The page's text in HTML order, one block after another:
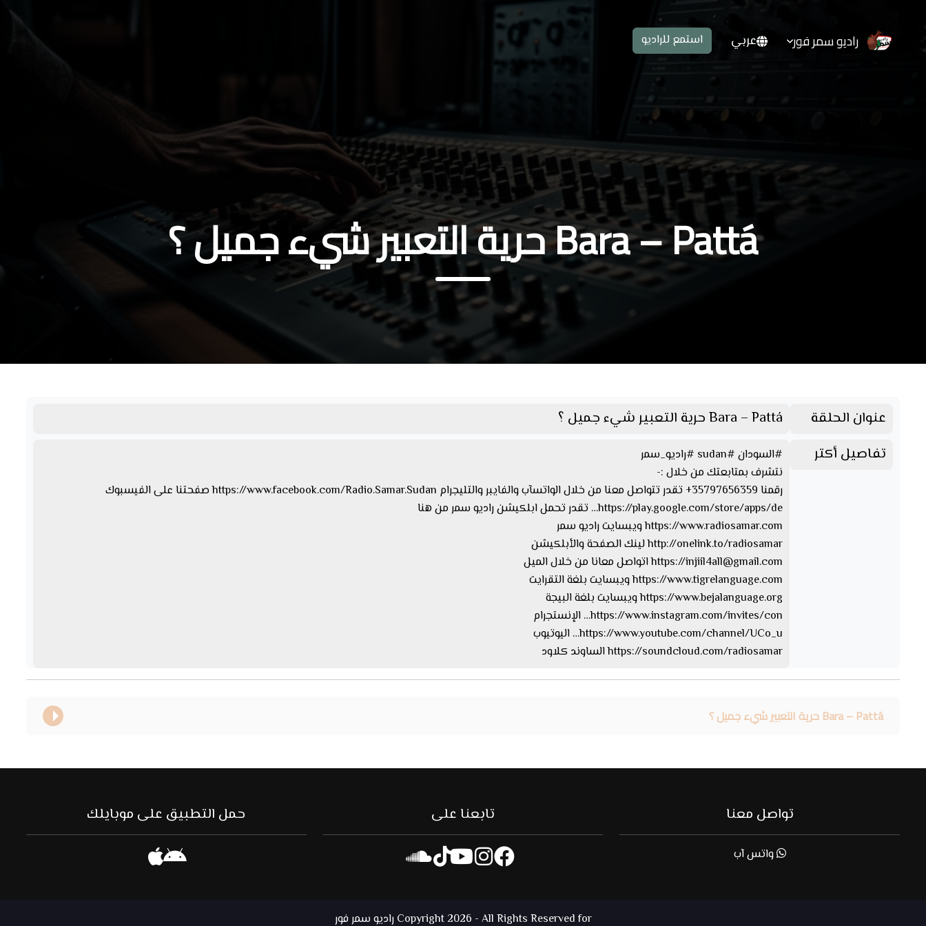
راديو سمر فور عربي استمع للراديو
Bara – Pattá حرية التعبير شيء جميل ؟
عنوان الحلقة
Bara – Pattá حرية التعبير شيء جميل ؟
تفاصيل أكتر
#السودان #sudan #راديو_سمر
نتشرف بمتابعتك من خلال :-
رقمنا 35797656359+ تقدر تتواصل معنا من خلال الواتسآب والفايبر والتليجرام https://www.facebook.com/Radio.Samar.Sudan صفحتنا على الفيسبوك
https://play.google.com/store/apps/de… تقدر تحمل ابلكيشن راديو سمر من هنا
https://www.radiosamar.com ويبسايت راديو سمر
http://onelink.to/radiosamar لينك الصفحة والأبلكيشن
https://injiil4all@gmail.com
اتواصل معانا من خلال الميل
https://www.tigrelanguage.com ويبسايت بلغة التقرايت
https://www.bejalanguage.org ويبسايت بلغة البيجة
https://www.instagram.com/invites/con… الإنستجرام
https://www.youtube.com/channel/UCo_u… اليوتيوب
https://soundcloud.com/radiosamar الساوند كلاود
Bara – Pattá حرية التعبير شيء جميل ؟
تواصل معنا
واتس آب
تابعنا على حمل التطبيق على موبايلك
Copyright 2026 - All Rights Reserved for راديو سمر فور